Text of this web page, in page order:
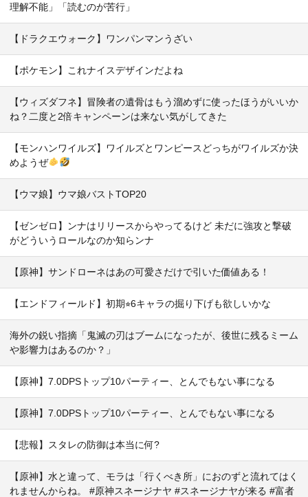
理解不能」「読むのが苦行」
【ドラクエウォーク】ワンパンマンうざい
【ポケモン】これナイスデザインだよね
【ウィズダフネ】冒険者の遺骨はもう溜めずに使ったほうがいいか
ね？二度と2倍キャンペーンは来ない気がしてきた
【モンハンワイルズ】ワイルズとワンピースどっちがワイルズか決
めようぜ
【ウマ娘】ウマ娘バストTOP20
【ゼンゼロ】ンナはリリースからやってるけど 未だに強攻と撃破
がどういうロールなのか知らンナ
【原神】サンドローネはあの可愛さだけで引いた価値ある！
【エンドフィールド】初期⭐︎6キャラの掘り下げも欲しいかな
海外の鋭い指摘「鬼滅の刃はブームになったが、後世に残るミーム
や影響力はあるのか？」
【原神】7.0DPSトップ10パーティー、とんでもない事になる
【原神】7.0DPSトップ10パーティー、とんでもない事になる
【悲報】スタレの防御は本当に何?
【原神】水と違って、モラは「行くべき所」におのずと流れてはく
れませんからね。 #原神スネージナヤ #スネージナヤが来る #富者